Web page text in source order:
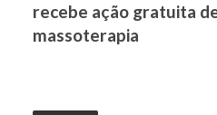
recebe ação gratuita
massoterapia